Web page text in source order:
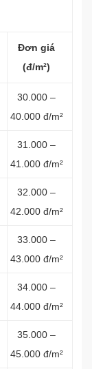
Đơn giá
(đ/m²)
30.000 –
40.000 đ/m²
31.000 –
41.000 đ/m²
32.000 –
42.000 đ/m²
33.000 –
43.000 đ/m²
34.000 –
44.000 đ/m²
35.000 –
45.000 đ/m²